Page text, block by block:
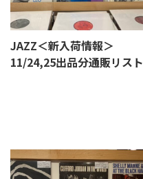
JAZZ＜新入荷情報＞
11/24,25出品分通販リスト